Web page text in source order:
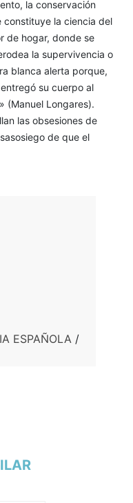
la conservación
constituye la ciencia del
de hogar, donde se
la supervivencia o
blanca alerta porque,
su cuerpo al
(Manuel Longares).
las obsesiones de
de que el
ESPAÑOLA /